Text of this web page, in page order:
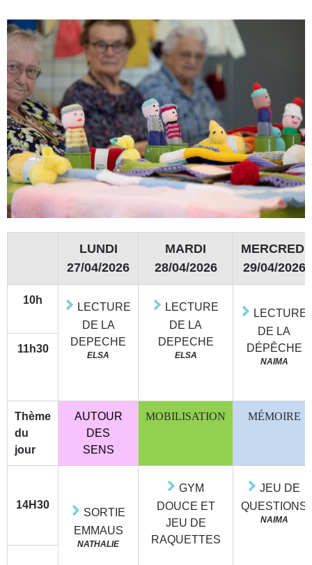
LUNDI
27/04/2026
MARDI
28/04/2026
MERCREDI
29/04/2026
10h
LECTURE
DE LA
DEPECHE
ELSA
LECTURE
DE LA
DEPECHE
ELSA
LECTURE
DE LA
DÉPÊCHE
NAIMA
11h30
Thème
du
jour
AUTOUR
DES
SENS
MOBILISATION MÉMOIRE
14H30
SORTIE
EMMAUS
NATHALIE
GYM
DOUCE ET
JEU DE
RAQUETTES
JEU DE
QUESTIONS
NAIMA